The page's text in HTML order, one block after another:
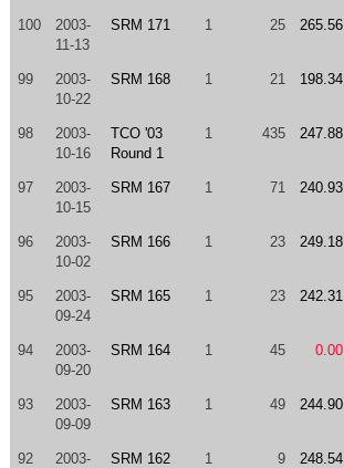
100
2003-
11-13
SRM 171 1 25 265.56
99
2003-
10-22
SRM 168 1 21 198.34
98
2003-
10-16
TCO '03
Round 1
1 435 247.88
97
2003-
10-15
SRM 167 1 71 240.93
96
2003-
10-02
SRM 166 1 23 249.18
95
2003-
09-24
SRM 165 1 23 242.31
94
2003-
09-20
SRM 164 1 45 0.00
93
2003-
09-09
SRM 163 1 49 244.90
92
2003-
SRM 162 1 9 248.54